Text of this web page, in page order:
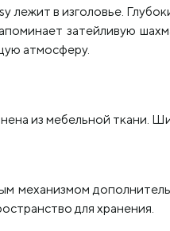
лежит в изголовье.
затейливую
атмосферу.
из мебельной ткани.
механизмом
для хранения.